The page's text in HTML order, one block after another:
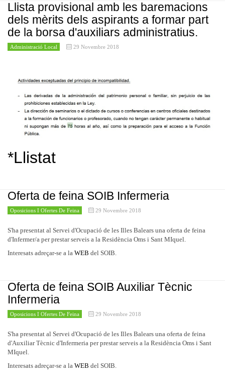
Llista provisional amb les baremacions
dels mèrits dels aspirants a formar part
de la borsa d'auxiliars administratius.
Administració Local 29 Novembre 2018
*Llistat
Oferta de feina SOIB Infermeria
Oposicions I Ofertes De Feina 29 Novembre 2018
S'ha presentat al Servei d'Ocupació de les Illes Balears una oferta de feina
d'Infermer/a per prestar serveis a la Residència Oms i Sant MIquel.
Interesats adreçar-se a la WEB del SOIB.
Oferta de feina SOIB Auxiliar Tècnic
Infermeria
Oposicions I Ofertes De Feina 29 Novembre 2018
S'ha presentat al Servei d'Ocupació de les Illes Balears una oferta de feina
d'Auxiliar Tècnic d'Infermeria per prestar serveis a la Residència Oms i Sant
MIquel.
Interesats adreçar-se a la WEB del SOIB.